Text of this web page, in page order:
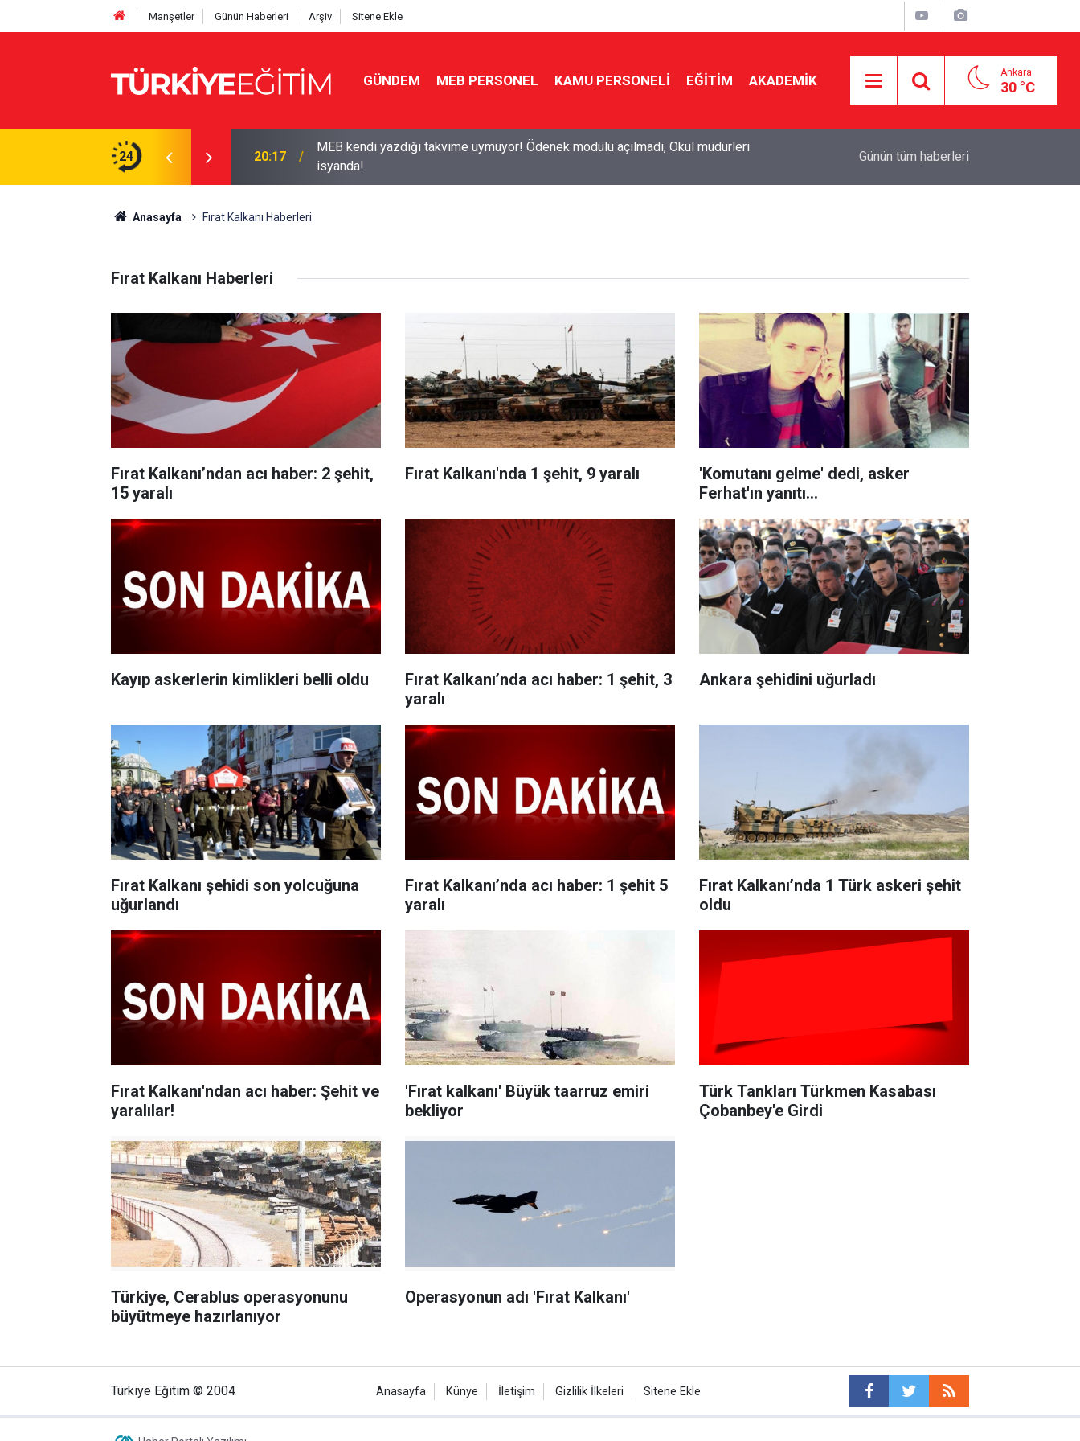
Manşetler Günün Haberleri Arşiv Sitene Ekle
GÜNDEM MEB PERSONEL KAMU PERSONELİ EĞİTİM AKADEMİK Ankara
30 °C
24
üyelerine kampanya 20:17
MEB kendi yazdığı takvime uymuyor! Ödenek modülü açılmadı, Okul müdürleri
isyanda!
2026-2027 ücretli öğretmenlik: Kimler
Günün tüm haberleri
Anasayfa Fırat Kalkanı Haberleri
Fırat Kalkanı Haberleri
Fırat Kalkanı’ndan acı haber: 2 şehit,
15 yaralı
Fırat Kalkanı'nda 1 şehit, 9 yaralı
'Komutanı gelme' dedi, asker
Ferhat'ın yanıtı...
Kayıp askerlerin kimlikleri belli oldu
Fırat Kalkanı’nda acı haber: 1 şehit, 3
yaralı
Ankara şehidini uğurladı
Fırat Kalkanı şehidi son yolcuğuna
uğurlandı
Fırat Kalkanı’nda acı haber: 1 şehit 5
yaralı
Fırat Kalkanı’nda 1 Türk askeri şehit
oldu
Fırat Kalkanı'ndan acı haber: Şehit ve
yaralılar!
'Fırat kalkanı' Büyük taarruz emiri
bekliyor
Türk Tankları Türkmen Kasabası
Çobanbey'e Girdi
Türkiye, Cerablus operasyonunu
büyütmeye hazırlanıyor
Operasyonun adı 'Fırat Kalkanı'
Türkiye Eğitim © 2004 Anasayfa Künye İletişim Gizlilik İlkeleri Sitene Ekle